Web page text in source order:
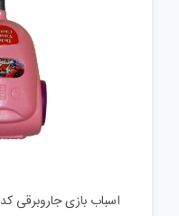
اسباب بازی جاروبرقی کد 045